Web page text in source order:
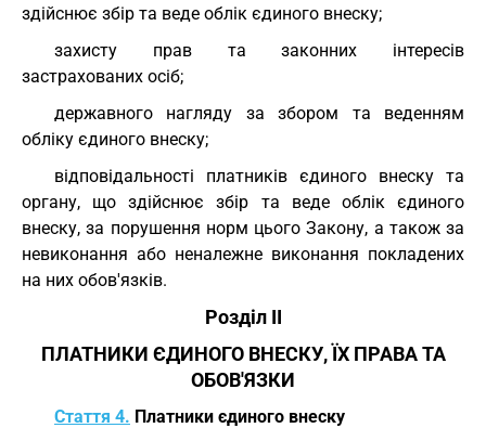
здійснює збір та веде облік єдиного внеску;
захисту прав та законних інтересів
застрахованих осіб;
державного нагляду за збором та веденням
обліку єдиного внеску;
відповідальності платників єдиного внеску та
органу, що здійснює збір та веде облік єдиного
внеску, за порушення норм цього Закону, а також за
невиконання або неналежне виконання покладених
на них обов'язків.
Розділ II
ПЛАТНИКИ ЄДИНОГО ВНЕСКУ, ЇХ ПРАВА ТА
ОБОВ'ЯЗКИ
Стаття 4. Платники єдиного внеску